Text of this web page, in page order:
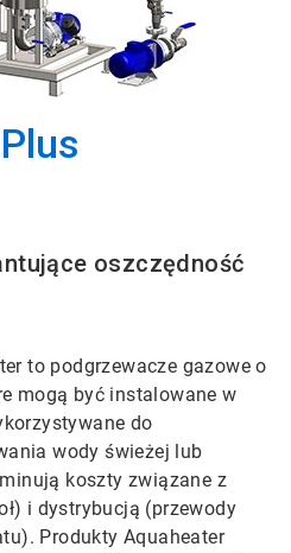
oszczędność
to podgrzewacze gazowe o
mogą być instalowane w
do
wody świeżej lub
koszty związane z
i dystrybucją (przewody
Produkty Aquaheater